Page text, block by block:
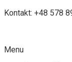
Kontakt: +48 578
Menu